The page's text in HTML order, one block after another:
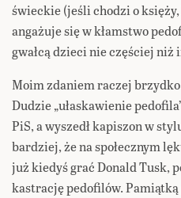
świeckie (jeśli chodzi o
angażuje się w kłamstwo
gwałcą dzieci nie częściej
Moim zdaniem raczej
Dudzie „ułaskawienie
PiS, a wyszedł kapiszon w
bardziej, że na społecznym
już kiedyś grać Donald Tusk,
kastrację pedofilów.